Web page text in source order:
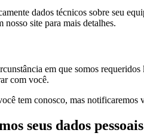
dados técnicos sobre seu
site para mais detalhes.
em que somos
com você.
tem conosco, mas notificaremos
seus dados